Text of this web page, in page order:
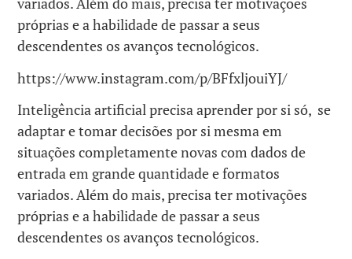
próprias e a habilidade de passar a seus
descendentes os avanços tecnológicos.
https://www.instagram.com/p/BFfxljouiYJ/
Inteligência artificial precisa aprender por si só, se
adaptar e tomar decisões por si mesma em
situações completamente novas com dados de
entrada em grande quantidade e formatos
variados. Além do mais, precisa ter motivações
próprias e a habilidade de passar a seus
descendentes os avanços tecnológicos.